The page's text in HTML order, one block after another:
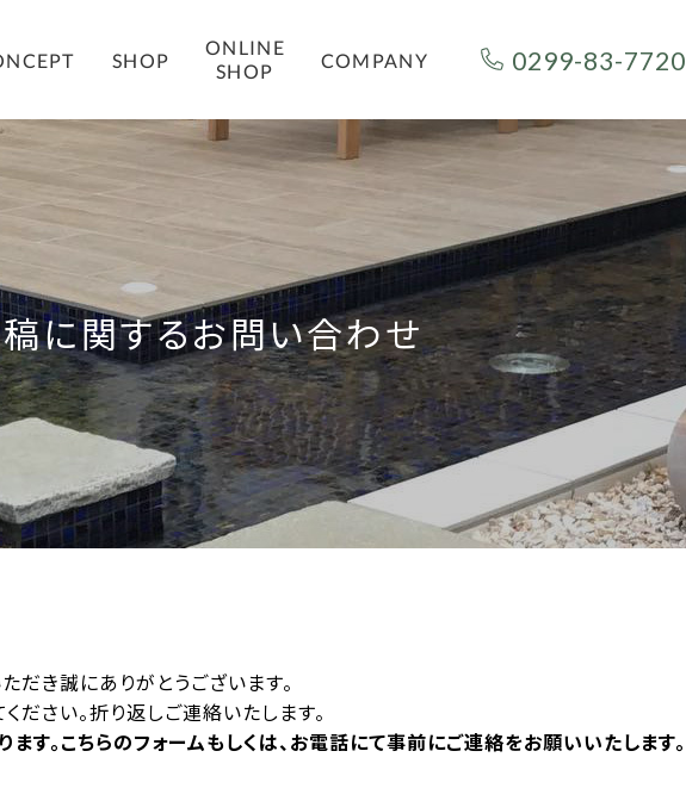
SHOP
ONLINE
SHOP COMPANY 0299-83-7720
に関するお問い合わせ
だき誠にありがとうございます。
さい。折り返しご連絡いたします。
ます。こちらのフォームもしくは、お電話にて事前にご連絡をお願いいたします。